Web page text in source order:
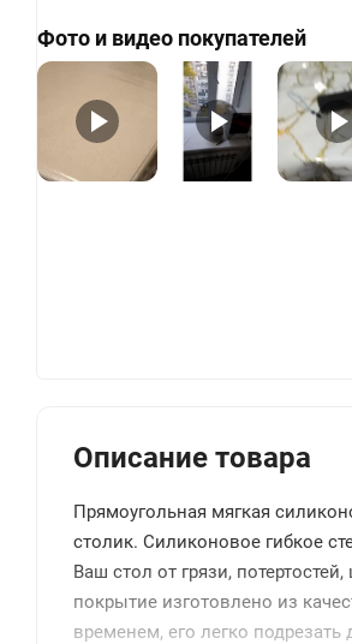
Фото и видео покупателей
Описание товара
Прямоугольная мягкая
столик. Силиконовое гибкое
Ваш стол от грязи,
покрытие изготовлено из
временем, его легко